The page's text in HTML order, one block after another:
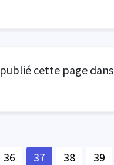
cette page dans
36 37 38 39